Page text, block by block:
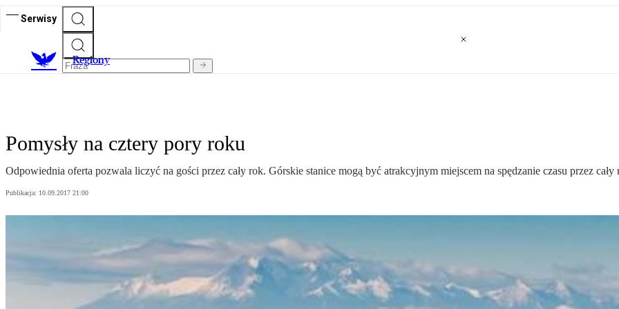
Serwisy
Regiony
Pomysły na cztery pory roku
Odpowiednia oferta pozwala liczyć na gości przez cały rok. Górskie stanice mogą być atrakcyjnym miejscem na spędzanie czasu przez cały
Publikacja: 10.09.2017 21:00